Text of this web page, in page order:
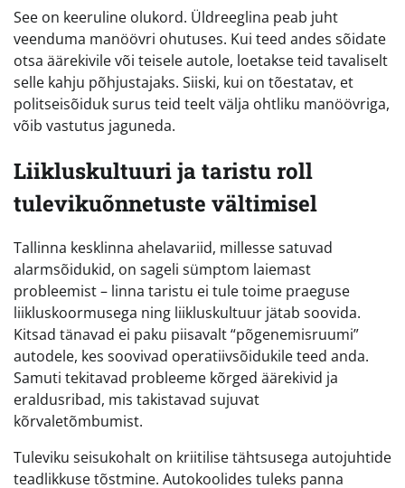
See on keeruline olukord. Üldreeglina peab juht
veenduma manöövri ohutuses. Kui teed andes sõidate
otsa äärekivile või teisele autole, loetakse teid tavaliselt
selle kahju põhjustajaks. Siiski, kui on tõestatav, et
politseisõiduk surus teid teelt välja ohtliku manöövriga,
võib vastutus jaguneda.
Liikluskultuuri ja taristu roll
tulevikuõnnetuste vältimisel
Tallinna kesklinna ahelavariid, millesse satuvad
alarmsõidukid, on sageli sümptom laiemast
probleemist – linna taristu ei tule toime praeguse
liikluskoormusega ning liikluskultuur jätab soovida.
Kitsad tänavad ei paku piisavalt “põgenemisruumi”
autodele, kes soovivad operatiivsõidukile teed anda.
Samuti tekitavad probleeme kõrged äärekivid ja
eraldusribad, mis takistavad sujuvat
kõrvaletõmbumist.
Tuleviku seisukohalt on kriitilise tähtsusega autojuhtide
teadlikkuse tõstmine. Autokoolides tuleks panna